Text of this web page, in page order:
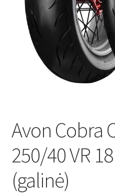
Avon Cobra
250/40 VR
(galinė)